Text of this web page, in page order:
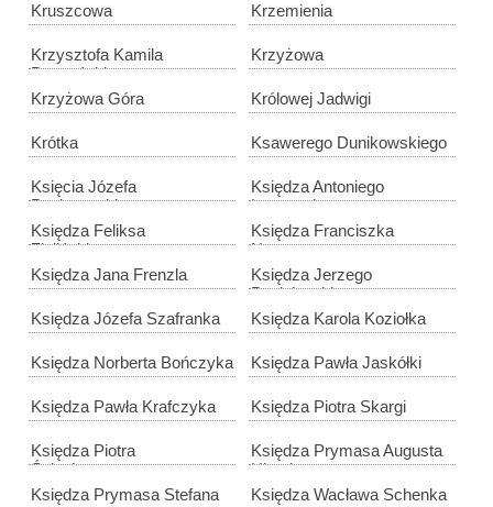
Kruszcowa Krzemienia
Krzysztofa Kamila
Baczyńskiego
Krzyżowa
Krzyżowa Góra Królowej Jadwigi
Krótka Ksawerego Dunikowskiego
Księcia Józefa
Poniatowskiego
Księdza Antoniego
Leszczyka
Księdza Feliksa
Zielińskiego
Księdza Franciszka
Nawrota
Księdza Jana Frenzla
Księdza Jerzego
Popiełuszki
Księdza Józefa Szafranka
Księdza Karola Koziołka
Księdza Norberta Bończyka Księdza Pawła Jaskółki
Księdza Pawła Krafczyka Księdza Piotra Skargi
Księdza Piotra
Ściegiennego
Księdza Prymasa Augusta
Hlonda
Księdza Prymasa Stefana
Księdza Wacława Schenka